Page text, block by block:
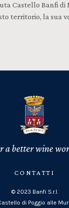
Castello Banfi di
territorio, la sua
a better wine
CONTATTI
© 2023 Banfi S.r.l.
di Poggio alle